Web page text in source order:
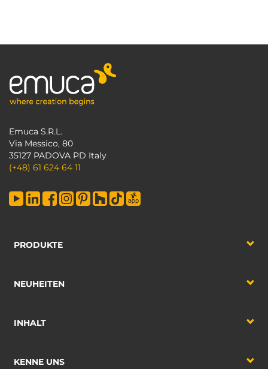
Emuca S.R.L.
Via Messico, 80
35127 PADOVA PD Italy
(+48) 61 624 64 11
PRODUKTE
NEUHEITEN
INHALT
KENNE UNS